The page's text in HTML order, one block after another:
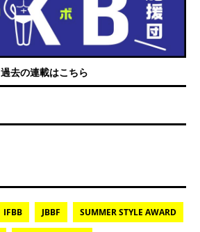
過去の連載はこちら
IFBB JBBF SUMMER STYLE AWARD